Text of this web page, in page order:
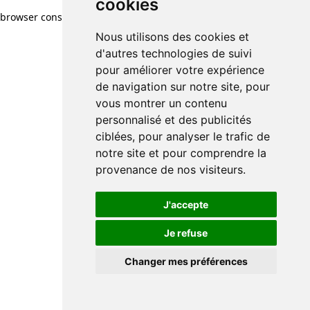
cookies
Nous utilisons des cookies et
d'autres technologies de suivi
pour améliorer votre expérience
de navigation sur notre site, pour
vous montrer un contenu
personnalisé et des publicités
ciblées, pour analyser le trafic de
notre site et pour comprendre la
provenance de nos visiteurs.
J'accepte
Je refuse
Changer mes préférences
browser console for more information)